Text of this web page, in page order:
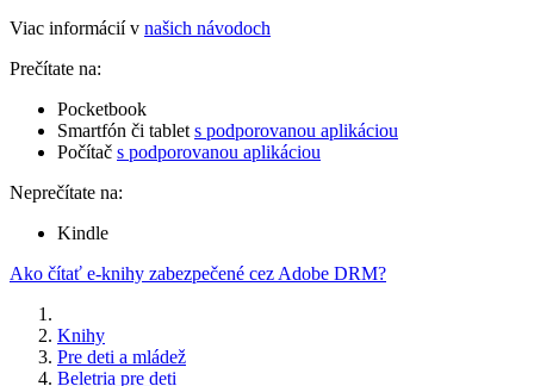
Viac informácií v našich návodoch
Prečítate na:
Pocketbook
Smartfón či tablet s podporovanou aplikáciou
Počítač s podporovanou aplikáciou
Neprečítate na:
Kindle
Ako čítať e-knihy zabezpečené cez Adobe DRM?
Knihy
Pre deti a mládež
Beletria pre deti